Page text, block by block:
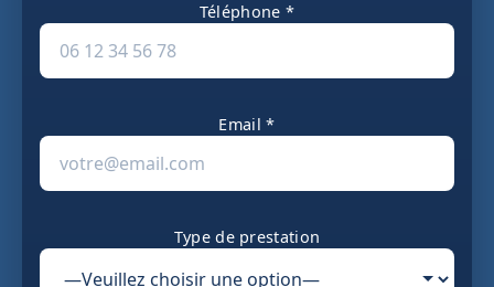
Téléphone *
Email *
Type de prestation